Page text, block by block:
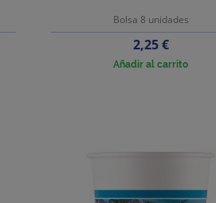
Bolsa 8 unidades
Precio
2,25 €
Añadir al carrito